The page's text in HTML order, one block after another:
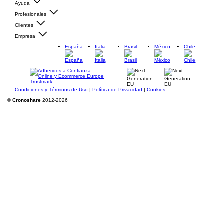
Ayuda
Profesionales
Clientes
Empresa
España
Italia Brasil México Chile
Condiciones y Términos de Uso | Política de Privacidad | Cookies
©Cronoshare 2012-2026